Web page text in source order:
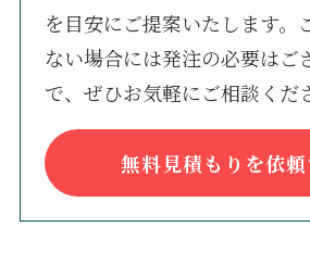
を目安にご提案いたします。
ない場合には発注の必要はご
で、ぜひお気軽にご相談くだ
無料見積もりを依頼